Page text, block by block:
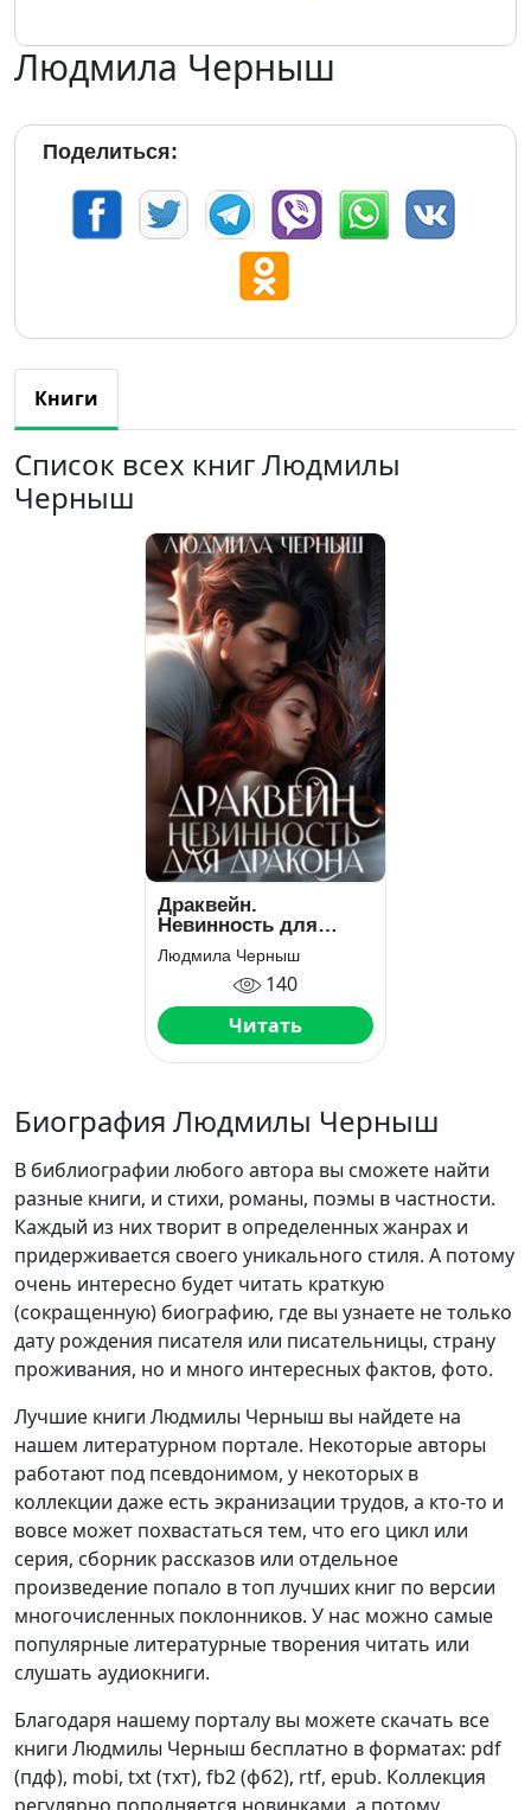
Людмила Черныш
Поделиться:
Книги
Список всех книг Людмилы
Черныш
Драквейн.
Невинность для
Дракона
Людмила Черныш
140
Читать
Биография Людмилы Черныш
В библиографии любого автора вы сможете найти
разные книги, и стихи, романы, поэмы в частности.
Каждый из них творит в определенных жанрах и
придерживается своего уникального стиля. А потому
очень интересно будет читать краткую
(сокращенную) биографию, где вы узнаете не только
дату рождения писателя или писательницы, страну
проживания, но и много интересных фактов, фото.
Лучшие книги Людмилы Черныш вы найдете на
нашем литературном портале. Некоторые авторы
работают под псевдонимом, у некоторых в
коллекции даже есть экранизации трудов, а кто-то и
вовсе может похвастаться тем, что его цикл или
серия, сборник рассказов или отдельное
произведение попало в топ лучших книг по версии
многочисленных поклонников. У нас можно самые
популярные литературные творения читать или
слушать аудиокниги.
Благодаря нашему порталу вы можете скачать все
книги Людмилы Черныш бесплатно в форматах: pdf
(пдф), mobi, txt (тхт), fb2 (фб2), rtf, epub. Коллекция